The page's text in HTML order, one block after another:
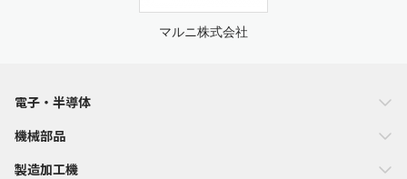
マルニ株式会社
電子・半導体
機械部品
製造加工機